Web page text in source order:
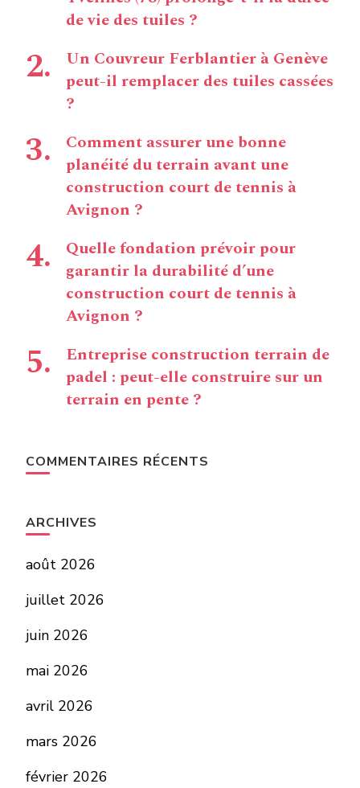
de vie des tuiles ?
Un Couvreur Ferblantier à Genève
peut-il remplacer des tuiles cassées
?
Comment assurer une bonne
planéité du terrain avant une
construction court de tennis à
Avignon ?
Quelle fondation prévoir pour
garantir la durabilité d’une
construction court de tennis à
Avignon ?
Entreprise construction terrain de
padel : peut-elle construire sur un
terrain en pente ?
COMMENTAIRES RÉCENTS
ARCHIVES
août 2026
juillet 2026
juin 2026
mai 2026
avril 2026
mars 2026
février 2026